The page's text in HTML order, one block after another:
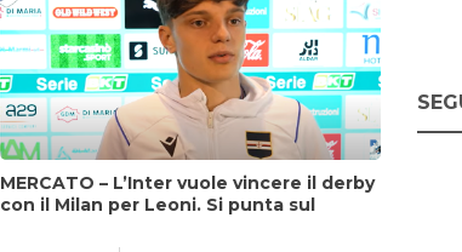
MERCATO – L’Inter vuole vincere il derby
con il Milan per Leoni. Si punta sul